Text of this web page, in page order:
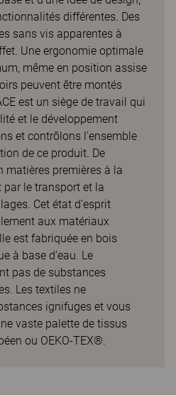
différentes. Des
sans vis apparentes à
Une ergonomie optimale
même en position assise
peuvent être montés
est un siège de travail qui
et le développement
et contrôlons l’ensemble
de ce produit. De
matières premières à la
le transport et la
Cet état d’esprit
aux matériaux
est fabriquée en bois
à base d’eau. Le
pas de substances
Les textiles ne
ignifuges et vous
vaste palette de tissus
ou OEKO-TEX®.